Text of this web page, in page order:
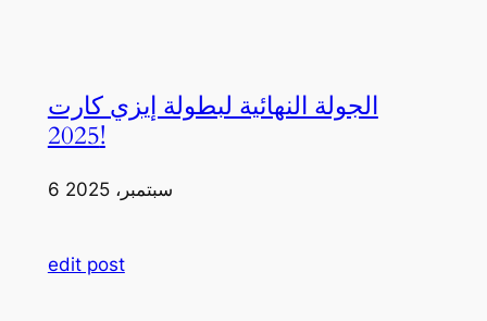
الجولة النهائية لبطولة إيزي كارت
2025!
6 سبتمبر، 2025
edit post